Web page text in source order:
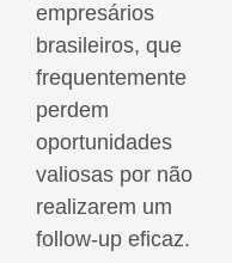
empresários
brasileiros, que
frequentemente
perdem
oportunidades
valiosas por não
realizarem um
follow-up eficaz.